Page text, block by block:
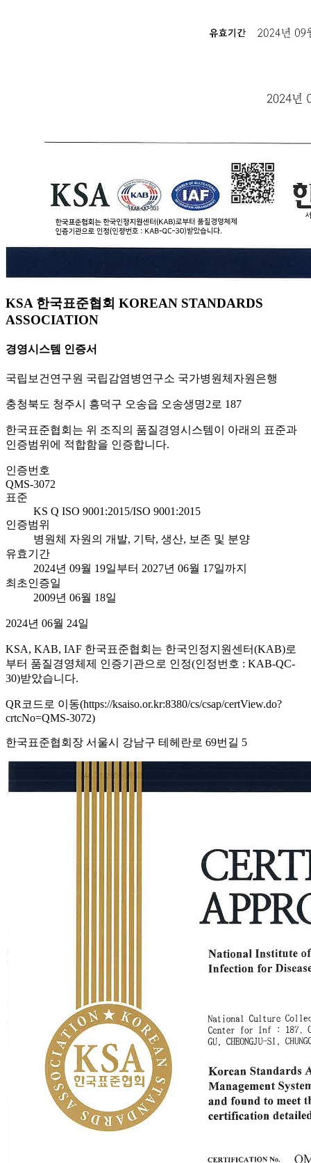
KSA 한국표준협회 KOREAN STANDARDS
ASSOCIATION
경영시스템 인증서
국립보건연구원 국립감염병연구소 국가병원체자원은행
충청북도 청주시 흥덕구 오송읍 오송생명2로 187
한국표준협회는 위 조직의 품질경영시스템이 아래의 표준과
인증범위에 적합함을 인증합니다.
인증번호
QMS-3072
표준
KS Q ISO 9001:2015/ISO 9001:2015
인증범위
병원체 자원의 개발, 기탁, 생산, 보존 및 분양
유효기간
2024년 09월 19일부터 2027년 06월 17일까지
최초인증일
2009년 06월 18일
2024년 06월 24일
KSA, KAB, IAF 한국표준협회는 한국인정지원센터(KAB)로
부터 품질경영체제 인증기관으로 인정(인정번호 : KAB-QC-
30)받았습니다.
QR코드로 이동(https://ksaiso.or.kr:8380/cs/csap/certView.do?
crtcNo=QMS-3072)
한국표준협회장 서울시 강남구 테헤란로 69번길 5